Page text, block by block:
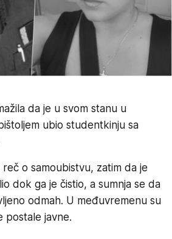
da je u svom stanu u
ubio studentkinju sa
o samoubistvu, zatim da je
dok ga je čistio, a sumnja se da
odmah. U međuvremenu su
postale javne.